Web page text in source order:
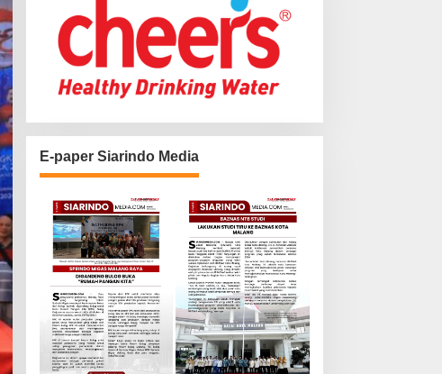
E-paper Siarindo Media